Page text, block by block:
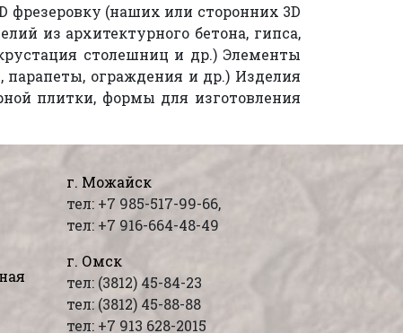
фрезеровку (наших или сторонних 3D
из архитектурного бетона, гипса,
столешниц и др.) Элементы
ограждения и др.) Изделия
плитки, формы для изготовления
г. Можайск
тел: +7 985-517-99-66,
тел: +7 916-664-48-49
г. Омск
тел: (3812) 45-84-23
тел: (3812) 45-88-88
тел: +7 913 628-2015